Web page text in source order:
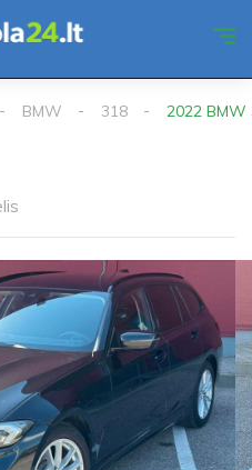
BMW 318 2022 BMW